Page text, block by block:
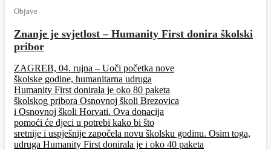
Objave
Znanje je svjetlost – Humanity First donira školski
pribor
ZAGREB, 04. rujna – Uoči početka nove
školske godine, humanitarna udruga
Humanity First donirala je oko 80 paketa
školskog pribora Osnovnoj školi Brezovica
i Osnovnoj školi Horvati. Ova donacija
pomoći će djeci u potrebi kako bi što
sretnije i uspješnije započela novu školsku godinu. Osim toga,
udruga Humanity First donirala je i oko 40 paketa